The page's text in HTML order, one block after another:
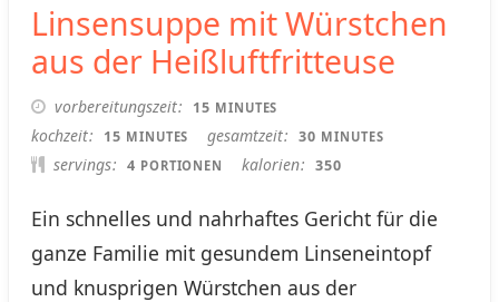
Linsensuppe mit Würstchen
aus der Heißluftfritteuse
vorbereitungszeit 15 MINUTES
MINUTES
kochzeit 15 MINUTES
MINUTES gesamtzeit 30 MINUTES
MINUTES
servings 4 PORTIONEN kalorien 350
Ein schnelles und nahrhaftes Gericht für die
ganze Familie mit gesundem Linseneintopf
und knusprigen Würstchen aus der